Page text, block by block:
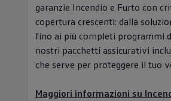
garanzie Incendio e Furto con
copertura crescenti: dalla
fino ai più completi programmi
nostri pacchetti assicurativi
che serve per proteggere il tuo
Maggiori informazioni su